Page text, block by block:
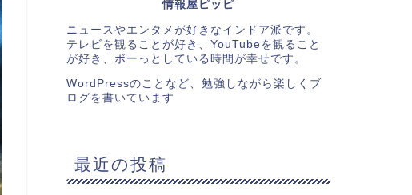
情報屋ピッピ
ニュースやエンタメが好きなインドア派です。
テレビを観ることが好き、YouTubeを観ること
が好き、ボーっとしている時間が幸せです。
WordPressのことなど、勉強しながら楽しくブ
ログを書いています
最近の投稿